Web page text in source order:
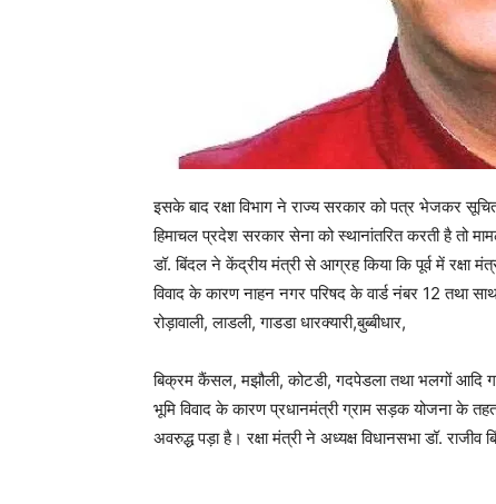
इसके बाद रक्षा विभाग ने राज्य सरकार को पत्र भेजकर
हिमाचल प्रदेश सरकार सेना को स्थानांतरित करती है तो
डॉ. बिंदल ने केंद्रीय मंत्री से आग्रह किया कि पूर्व में रक्षा
विवाद के कारण नाहन नगर परिषद के वार्ड नंबर 12 तथा
रोड़ावाली, लाडली, गाडडा धारक्यारी,बुब्बीधार,
बिक्रम कैंसल, मझौली, कोटडी, गदपेडला तथा भलगों आदि
भूमि विवाद के कारण प्रधानमंत्री ग्राम सड़क योजना के तहत
अवरुद्ध पड़ा है। रक्षा मंत्री ने अध्यक्ष विधानसभा डॉ.